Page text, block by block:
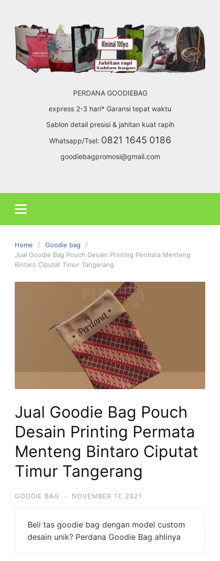
content
PERDANA GOODIEBAG
express 2-3 hari* Garansi tepat waktu
Sablon detail presisi & jahitan kuat rapih
Whatsapp/Tsel: 0821 1645 0186
goodiebagpromosi@gmail.com
Home
Goodie bag
Jual Goodie Bag Pouch Desain Printing Permata Menteng
Bintaro Ciputat Timur Tangerang
Jual Goodie Bag Pouch
Desain Printing Permata
Menteng Bintaro Ciputat
Timur Tangerang
GOODIE BAG · NOVEMBER 17, 2021
Beli tas goodie bag dengan model custom
desain unik? Perdana Goodie Bag ahlinya